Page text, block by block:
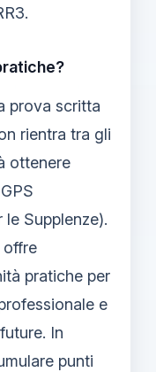
prova scritta
rientra tra gli
ottenere
Supplenze).
offre
pratiche per
e
In
punti